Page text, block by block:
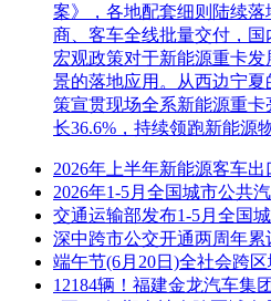
案》，各地配套细则陆续落
商、客车全线批量交付，
宏观政策对于新能源重卡
景的落地应用。从西边宁
策宣贯现场全系新能源重
长36.6%，持续领跑新能源
2026年上半年新能源客车出
2026年1-5月全国城市公共
交通运输部发布1-5月全国
深中跨市公交开通两周年累
端午节(6月20日)全社会跨
12184辆！福建金龙汽车集